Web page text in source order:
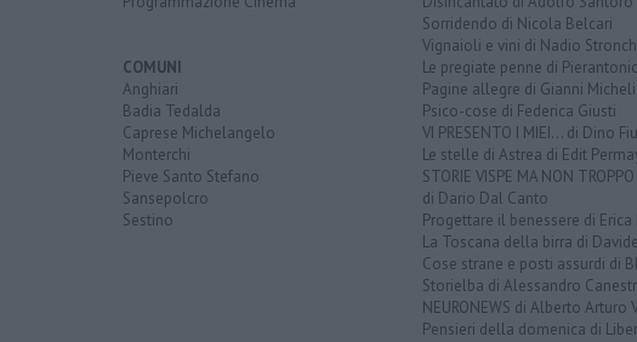
COMUNI
Anghiari
Badia Tedalda
Caprese Michelangelo
Monterchi
Pieve Santo Stefano
Sansepolcro
Sestino
Sorridendo di Nicola Belcari
Vignaioli e vini di Nadio
Le pregiate penne di
Pagine allegre di Gianni Micheli
Psico-cose di Federica Giusti
VI PRESENTO I MIEI... di Dino
Le stelle di Astrea di Edit
STORIE VISPE MA NON
di Dario Dal Canto
Progettare il benessere di Erica
La Toscana della birra di
Cose strane e posti assurdi di
Storielba di Alessandro
NEURONEWS di Alberto Arturo
Pensieri della domenica di